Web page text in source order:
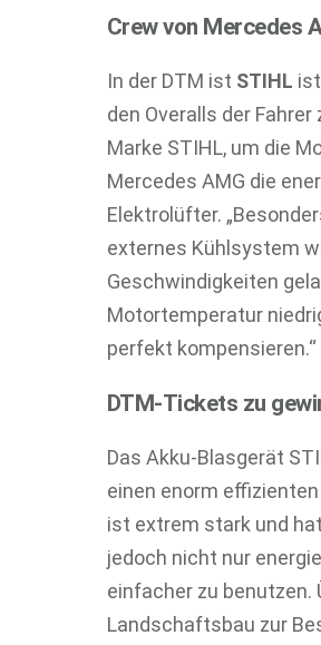
Crew von Mercedes
In der DTM ist STIHL
den Overalls der
Marke STIHL, um die
Mercedes AMG die
Elektrolüfter.
externes Kühlsystem
Geschwindigkeiten
Motortemperatur
perfekt kompensieren.“
DTM-Tickets zu
Das Akku-Blasgerät
einen enorm
ist extrem stark und
jedoch nicht nur
einfacher zu benutzen.
Landschaftsbau zur